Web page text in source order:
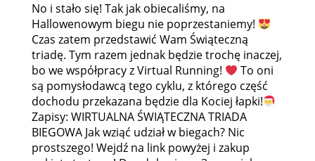
No i stało się! Tak jak obiecaliśmy, na
Hallowenowym biegu nie poprzestaniemy!
Czas zatem przedstawić Wam Świąteczną
triadę. Tym razem jednak będzie trochę inaczej,
bo we współpracy z Virtual Running!
To oni
są pomysłodawcą tego cyklu, z którego część
dochodu przekazana będzie dla Kociej łapki!
Zapisy: WIRTUALNA ŚWIĄTECZNA TRIADA
BIEGOWA Jak wziąć udział w biegach? Nic
prostszego! Wejdź na link powyżej i zakup